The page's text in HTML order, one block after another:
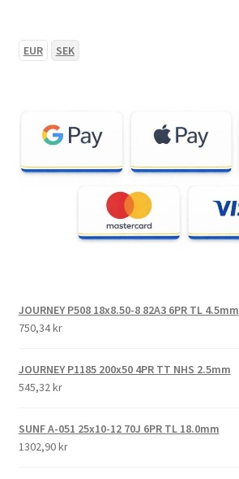
EUR SEK
JOURNEY P508 18x8.50-8 82A3 6PR TL 4.5mm
750,34 kr
JOURNEY P1185 200x50 4PR TT NHS 2.5mm
545,32 kr
SUNF A-051 25x10-12 70J 6PR TL 18.0mm
1302,90 kr